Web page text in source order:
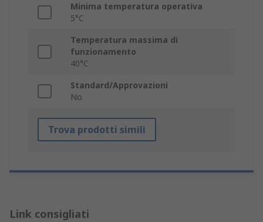
Minima temperatura operativa
5°C
Temperatura massima di
funzionamento
40°C
Standard/Approvazioni
No
Trova prodotti simili
Link consigliati